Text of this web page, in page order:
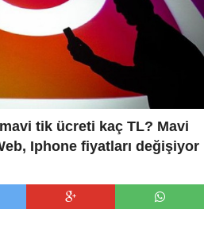
tik ücreti kaç TL? Mavi
Iphone fiyatları değişiyor